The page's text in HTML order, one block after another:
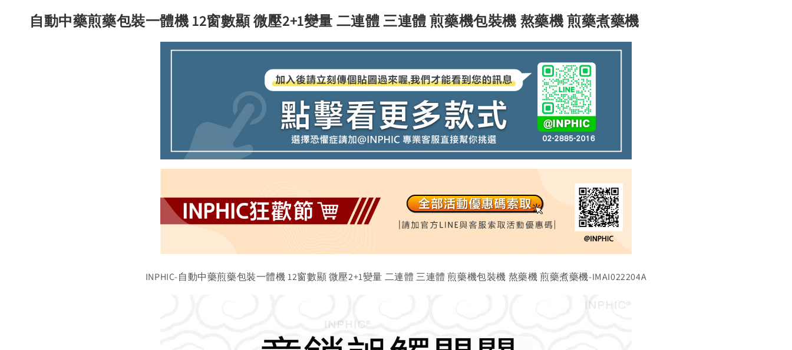
自動中藥煎藥包裝一體機 12窗數顯 微壓2+1變量 二連體 三連體 煎藥機包裝機 熬藥機 煎藥煮藥機
INPHIC-自動中藥煎藥包裝一體機 12窗數顯 微壓2+1變量 二連體 三連體 煎藥機包裝機 熬藥機 煎藥煮藥機-IMAI022204A